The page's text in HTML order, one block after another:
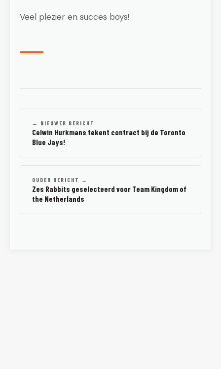
Veel plezier en succes boys!
← NIEUWER BERICHT
Celwin Hurkmans tekent contract bij de Toronto
Blue Jays!
OUDER BERICHT →
Zes Rabbits geselecteerd voor Team Kingdom of
the Netherlands